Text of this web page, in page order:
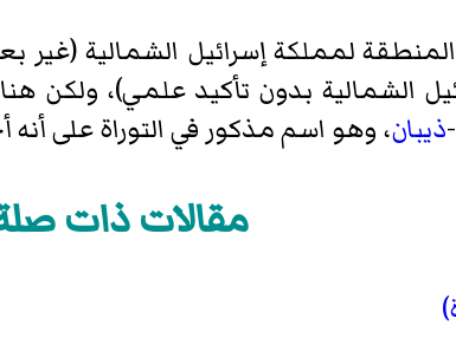
لمملكة إسرائيل الشمالية (غير
الشمالية بدون تأكيد علمي)، ولكن
ذيبان، وهو اسم مذكور في التوراة على
مقالات ذات